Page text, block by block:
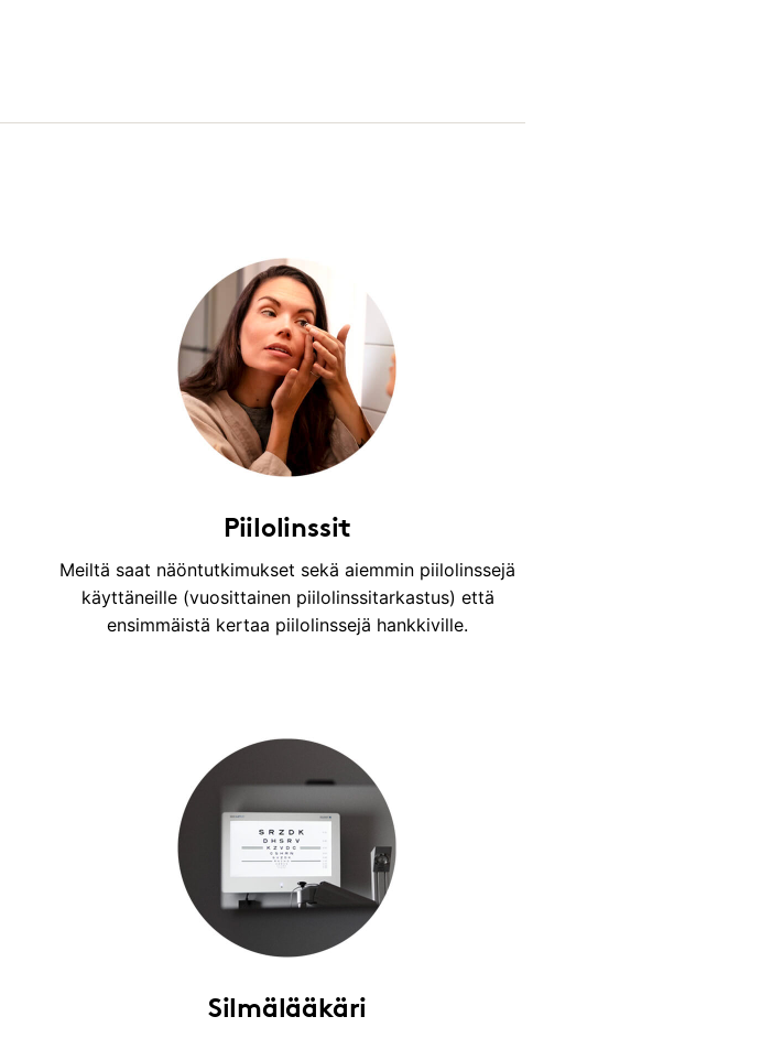
Piilolinssit
Meiltä saat näöntutkimukset sekä aiemmin piilolinssejä
käyttäneille (vuosittainen piilolinssitarkastus) että
ensimmäistä kertaa piilolinssejä hankkiville.
Silmälääkäri